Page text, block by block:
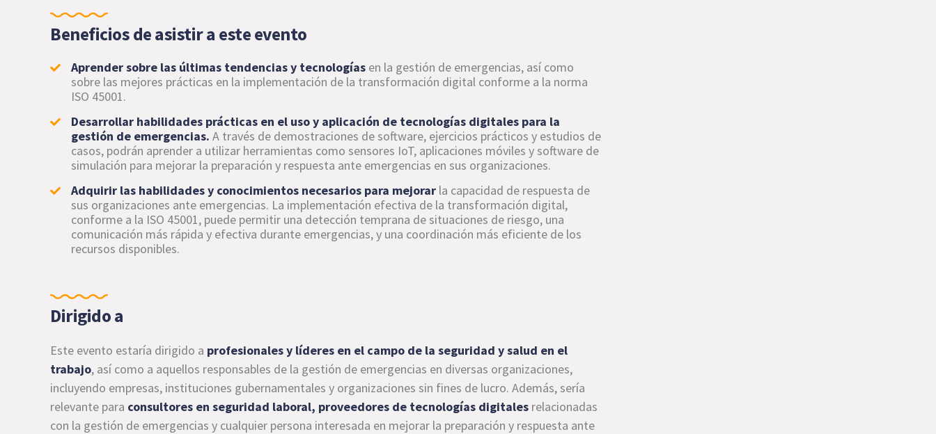
Beneficios de asistir a este evento
Aprender sobre las últimas tendencias y tecnologías en la gestión de emergencias, así como
sobre las mejores prácticas en la implementación de la transformación digital conforme a la norma
ISO 45001.
Desarrollar habilidades prácticas en el uso y aplicación de tecnologías digitales para la
gestión de emergencias. A través de demostraciones de software, ejercicios prácticos y estudios de
casos, podrán aprender a utilizar herramientas como sensores IoT, aplicaciones móviles y software de
simulación para mejorar la preparación y respuesta ante emergencias en sus organizaciones.
Adquirir las habilidades y conocimientos necesarios para mejorar la capacidad de respuesta de
sus organizaciones ante emergencias. La implementación efectiva de la transformación digital,
conforme a la ISO 45001, puede permitir una detección temprana de situaciones de riesgo, una
comunicación más rápida y efectiva durante emergencias, y una coordinación más eficiente de los
recursos disponibles.
Dirigido a
Este evento estaría dirigido a profesionales y líderes en el campo de la seguridad y salud en el
trabajo, así como a aquellos responsables de la gestión de emergencias en diversas organizaciones,
incluyendo empresas, instituciones gubernamentales y organizaciones sin fines de lucro. Además, sería
relevante para consultores en seguridad laboral, proveedores de tecnologías digitales relacionadas
con la gestión de emergencias y cualquier persona interesada en mejorar la preparación y respuesta ante